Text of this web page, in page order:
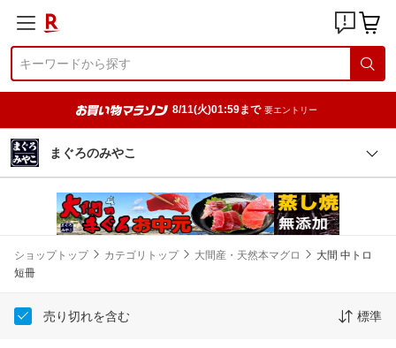
8/11(火)01:59まで 要エントリー
まぐろのみやこ
ショップトップ カテゴリトップ 大間産・天然本マグロ
大間 中トロ
短冊
売り切れを含む 標準